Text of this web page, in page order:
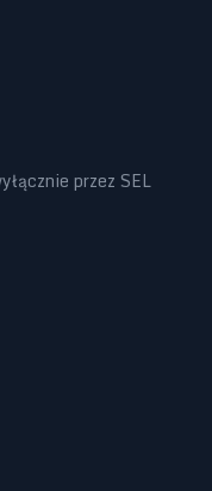
przez SEL